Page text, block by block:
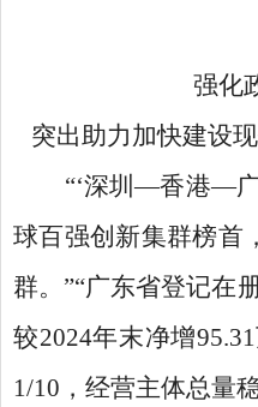
强化
突出助力加快建设
“‘深圳—香港—
球百强创新集群榜首
群。”“广东省登记在
较2024年末净增
1/10，经营主体总量